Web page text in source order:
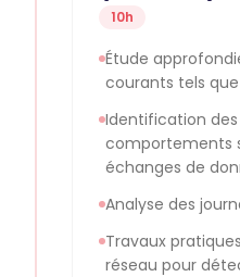
10h
Étude
courants tels que
Identification
comportements
échanges de
Analyse des
Travaux
réseau pour